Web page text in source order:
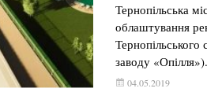
Тернопільська
облаштування
заводу «Опілля»).
04.05.2019